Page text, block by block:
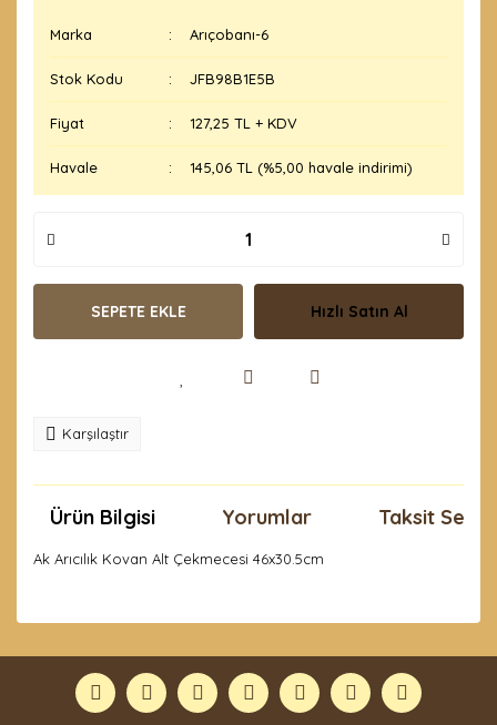
Marka Arıçobanı-6
Stok Kodu JFB98B1E5B
Fiyat 127,25 TL + KDV
Havale 145,06 TL (%5,00 havale indirimi)
SEPETE EKLE Hızlı Satın Al
Karşılaştır
Ürün Bilgisi Yorumlar Taksit
Ak Arıcılık Kovan Alt Çekmecesi 46x30.5cm
Yorum Yaz
formunu kullanarak tarafımıza iletebilirsiniz.
Görüş ve önerileriniz için teşekkür ederiz.